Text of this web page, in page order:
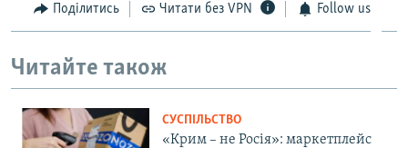
Поділитись Читати без VPN Follow us
Читайте також
СУСПІЛЬСТВО
«Крим – не Росія»: маркетплейс